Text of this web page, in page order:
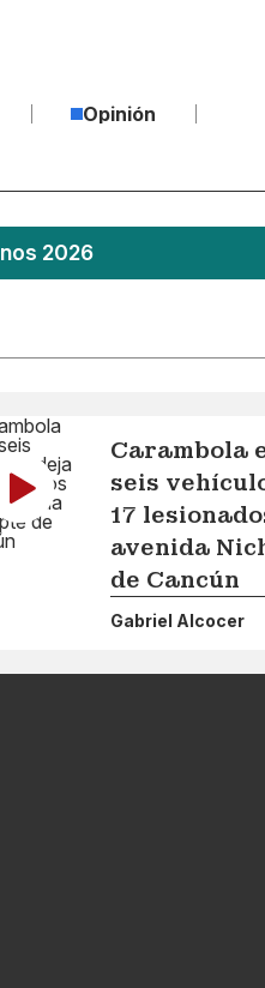
Opinión
2026
Carambola
seis
17
avenida
de Cancún
Gabriel Alcocer